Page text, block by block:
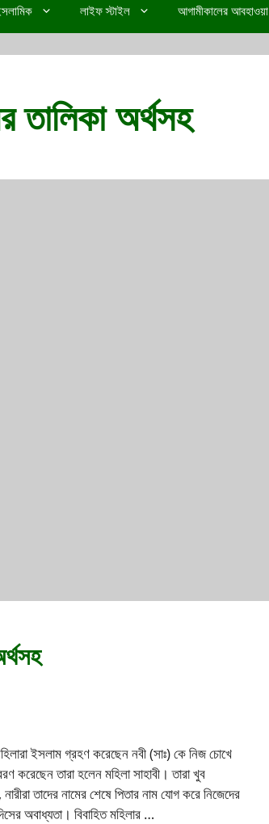
লাইফ স্টাইল আগামীকালের আবহাওয়া
তালিকা অর্থসহ
ইসলাম গ্রহণ করেছেন নবী (সাঃ) কে নিজ চোখে
করেছেন তারা হলেন মহিলা সাহাবী। তারা খুব
তাদের নামের শেষে পিতার নাম যোগ করে নিজেদের
অবাধ্যতা। বিবাহিত মহিলার …